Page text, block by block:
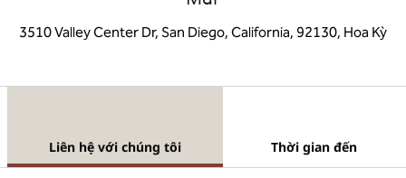
3510 Valley Center Dr, San Diego, California, 92130, Hoa Kỳ
Liên hệ với chúng tôi Thời gian đến